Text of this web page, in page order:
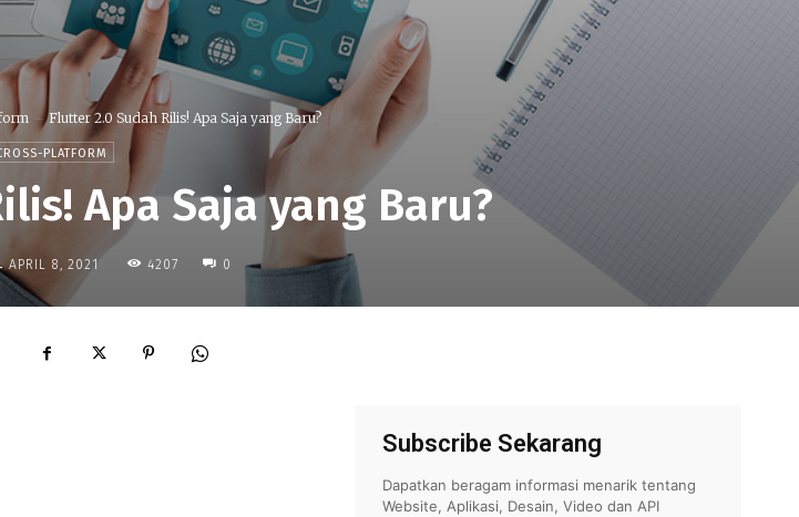
Flutter 2.0 Sudah Rilis! Apa Saja yang Baru?
PLATFORM
Apa Saja yang Baru?
APRIL 8, 2021 4207 0
Subscribe Sekarang
Dapatkan beragam informasi menarik tentang
Website, Aplikasi, Desain, Video dan API